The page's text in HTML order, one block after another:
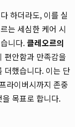
하더라도, 이를 실
는 세심한 케어 시
니다.클레오르의
편안함과 만족감을
더했습니다. 이는 단
라이버시까지 존중
목표로 합니다.